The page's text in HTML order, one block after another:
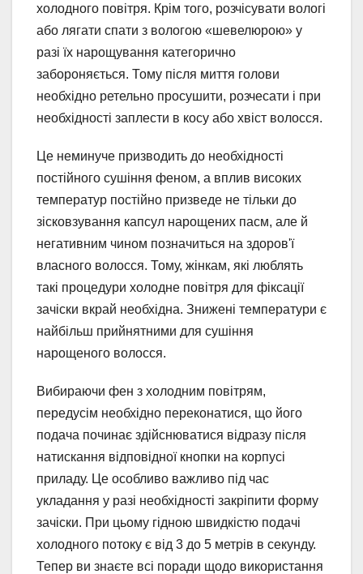
холодного повітря. Крім того, розчісувати вологі
або лягати спати з вологою «шевелюрою» у
разі їх нарощування категорично
забороняється. Тому після миття голови
необхідно ретельно просушити, розчесати і при
необхідності заплести в косу або хвіст волосся.
Це неминуче призводить до необхідності
постійного сушіння феном, а вплив високих
температур постійно призведе не тільки до
зісковзування капсул нарощених пасм, але й
негативним чином позначиться на здоров'ї
власного волосся. Тому, жінкам, які люблять
такі процедури холодне повітря для фіксації
зачіски вкрай необхідна. Знижені температури є
найбільш прийнятними для сушіння
нарощеного волосся.
Вибираючи фен з холодним повітрям,
передусім необхідно переконатися, що його
подача починає здійснюватися відразу після
натискання відповідної кнопки на корпусі
приладу. Це особливо важливо під час
укладання у разі необхідності закріпити форму
зачіски. При цьому гідною швидкістю подачі
холодного потоку є від 3 до 5 метрів в секунду.
Тепер ви знаєте всі поради щодо використання